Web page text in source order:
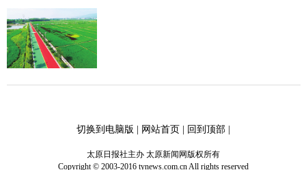
切换到电脑版 | 网站首页| 回到顶部|
太原日报社主办 太原新闻网版权所有
Copyright © 2003-2016 tynews.com.cn All rights reserved